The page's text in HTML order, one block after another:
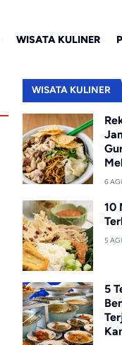
WISATA KULINER
WISATA KULINER
6
10
5
5